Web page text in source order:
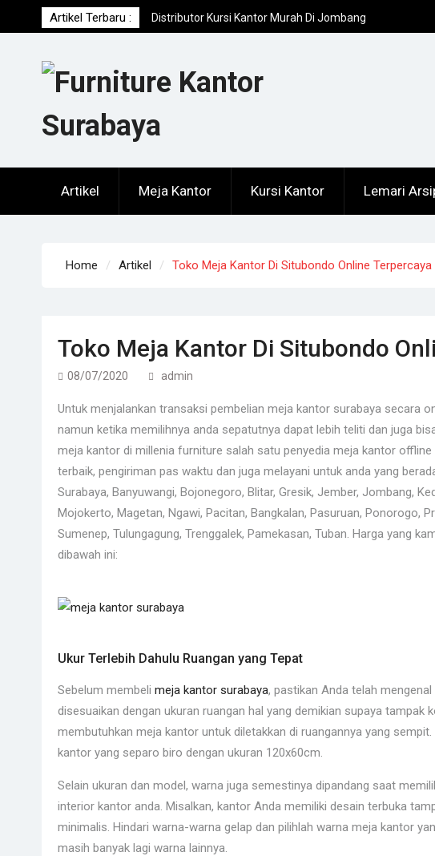
to
Artikel Terbaru :
Distributor Kursi Kantor Murah Di Jombang
Toko Meja Kantor Di Sumenep Offline
Distributor Filling Cabinet Terbaru Dan
Termurah Di Pamekasan
Artikel Meja Kantor Kursi Kantor Lemari
Home Artikel Toko Meja Kantor Di Situbondo Online Terpercaya
Toko Meja Kantor Di Situbondo
08/07/2020 admin
Untuk menjalankan transaksi pembelian meja kantor surabaya secara
namun ketika memilihnya anda sepatutnya dapat lebih teliti dan juga
meja kantor di millenia furniture salah satu penyedia meja kantor
terbaik, pengiriman pas waktu dan juga melayani untuk anda yang
Surabaya, Banyuwangi, Bojonegoro, Blitar, Gresik, Jember, Jombang,
Mojokerto, Magetan, Ngawi, Pacitan, Bangkalan, Pasuruan, Ponorogo,
Sumenep, Tulungagung, Trenggalek, Pamekasan, Tuban. Harga yang
dibawah ini:
Ukur Terlebih Dahulu Ruangan yang Tepat
Sebelum membeli meja kantor surabaya, pastikan Anda telah
disesuaikan dengan ukuran ruangan hal yang demikian supaya tampak
membutuhkan meja kantor untuk diletakkan di ruangannya yang
kantor yang separo biro dengan ukuran 120x60cm.
Selain ukuran dan model, warna juga semestinya dipandang saat
interior kantor anda. Misalkan, kantor Anda memiliki desain terbuka
minimalis. Hindari warna-warna gelap dan pilihlah warna meja kantor
masih banyak lagi warna lainnya.